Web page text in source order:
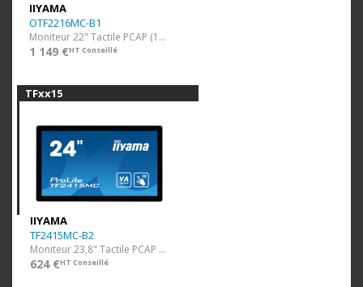
IIYAMA
OTF2216MC-B1
Moniteur 22" Tactile PCAP (1920x1080)
1 149 €HT Conseillé
TFxx15
IIYAMA
TF2415MC-B2
Moniteur 23,8" Tactile PCAP (1920x1080)
624 €HT Conseillé